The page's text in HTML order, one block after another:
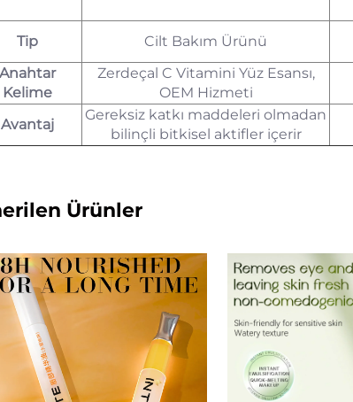
Tip
Cilt Bakım Ürünü
Anahtar
Kelime
Zerdeçal C Vitamini Yüz Esansı,
OEM Hizmeti
Avantaj
Gereksiz katkı maddeleri olmadan
bilinçli bitkisel aktifler içerir
Ürünler